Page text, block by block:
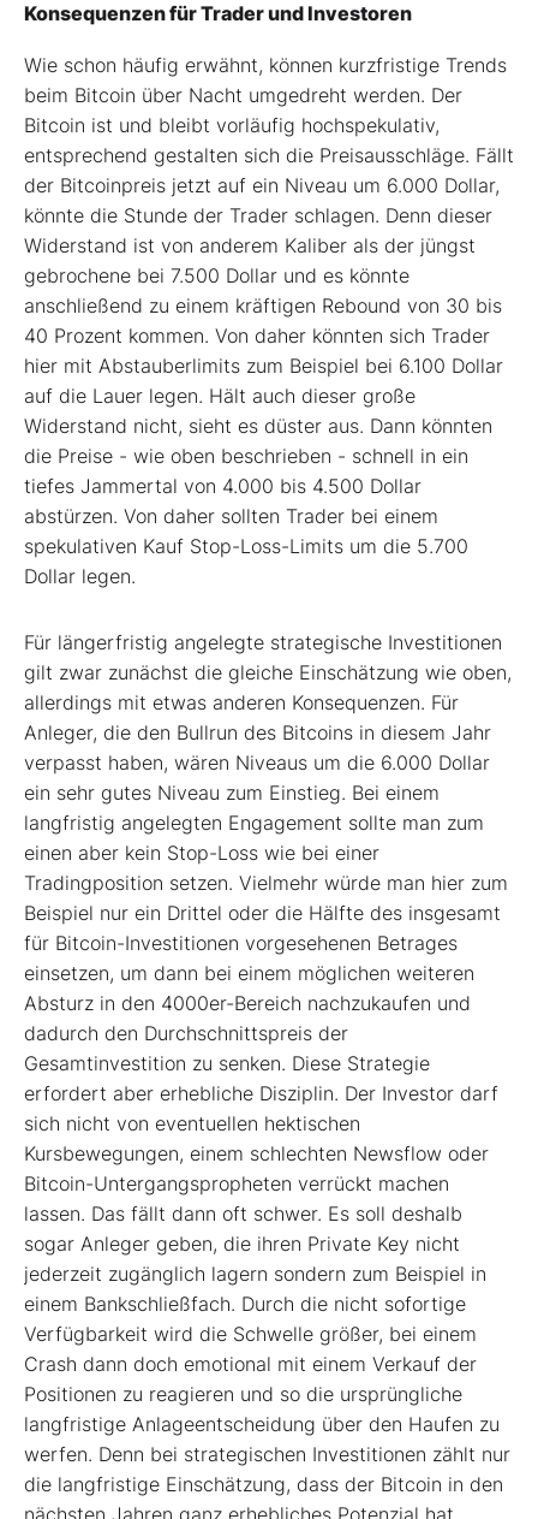
Konsequenzen für Trader und Investoren
Wie schon häufig erwähnt, können kurzfristige Trends
beim Bitcoin über Nacht umgedreht werden. Der
Bitcoin ist und bleibt vorläufig hochspekulativ,
entsprechend gestalten sich die Preisausschläge. Fällt
der Bitcoinpreis jetzt auf ein Niveau um 6.000 Dollar,
könnte die Stunde der Trader schlagen. Denn dieser
Widerstand ist von anderem Kaliber als der jüngst
gebrochene bei 7.500 Dollar und es könnte
anschließend zu einem kräftigen Rebound von 30 bis
40 Prozent kommen. Von daher könnten sich Trader
hier mit Abstauberlimits zum Beispiel bei 6.100 Dollar
auf die Lauer legen. Hält auch dieser große
Widerstand nicht, sieht es düster aus. Dann könnten
die Preise - wie oben beschrieben - schnell in ein
tiefes Jammertal von 4.000 bis 4.500 Dollar
abstürzen. Von daher sollten Trader bei einem
spekulativen Kauf Stop-Loss-Limits um die 5.700
Dollar legen.
Für längerfristig angelegte strategische Investitionen
gilt zwar zunächst die gleiche Einschätzung wie oben,
allerdings mit etwas anderen Konsequenzen. Für
Anleger, die den Bullrun des Bitcoins in diesem Jahr
verpasst haben, wären Niveaus um die 6.000 Dollar
ein sehr gutes Niveau zum Einstieg. Bei einem
langfristig angelegten Engagement sollte man zum
einen aber kein Stop-Loss wie bei einer
Tradingposition setzen. Vielmehr würde man hier zum
Beispiel nur ein Drittel oder die Hälfte des insgesamt
für Bitcoin-Investitionen vorgesehenen Betrages
einsetzen, um dann bei einem möglichen weiteren
Absturz in den 4000er-Bereich nachzukaufen und
dadurch den Durchschnittspreis der
Gesamtinvestition zu senken. Diese Strategie
erfordert aber erhebliche Disziplin. Der Investor darf
sich nicht von eventuellen hektischen
Kursbewegungen, einem schlechten Newsflow oder
Bitcoin-Untergangspropheten verrückt machen
lassen. Das fällt dann oft schwer. Es soll deshalb
sogar Anleger geben, die ihren Private Key nicht
jederzeit zugänglich lagern sondern zum Beispiel in
einem Bankschließfach. Durch die nicht sofortige
Verfügbarkeit wird die Schwelle größer, bei einem
Crash dann doch emotional mit einem Verkauf der
Positionen zu reagieren und so die ursprüngliche
langfristige Anlageentscheidung über den Haufen zu
werfen. Denn bei strategischen Investitionen zählt nur
die langfristige Einschätzung, dass der Bitcoin in den